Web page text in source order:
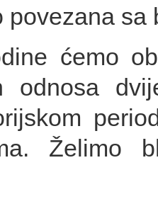
povezana sa
ćemo
odnosa
Želimo